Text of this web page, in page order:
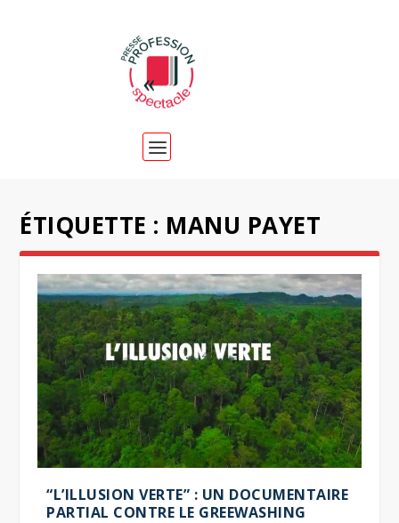
ÉTIQUETTE : MANU PAYET
“L’ILLUSION VERTE” : UN DOCUMENTAIRE
PARTIAL CONTRE LE GREEWASHING